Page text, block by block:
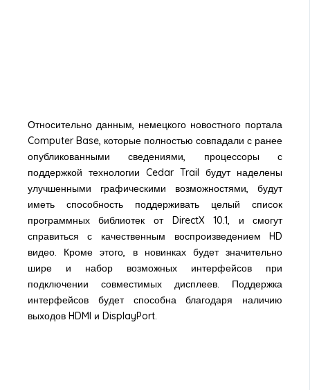
Относительно данным, немецкого новостного портала
Computer Base, которые полностью совпадали с ранее
опубликованными сведениями, процессоры с
поддержкой технологии Cedar Trail будут наделены
улучшенными графическими возможностями, будут
иметь способность поддерживать целый список
программных библиотек от DirectX 10.1, и смогут
справиться с качественным воспроизведением HD
видео. Кроме этого, в новинках будет значительно
шире и набор возможных интерфейсов при
подключении совместимых дисплеев. Поддержка
интерфейсов будет способна благодаря наличию
выходов HDMI и DisplayPort.